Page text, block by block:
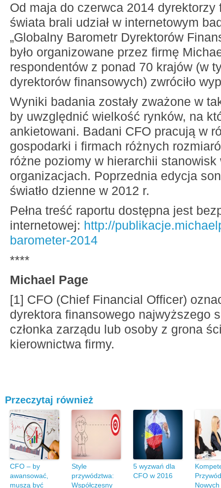
Od maja do czerwca 2014 dyrektorzy
świata brali udział w internetowym
„Globalny Barometr Dyrektorów
było organizowane przez firmę
respondentów z ponad 70 krajów (w
dyrektorów finansowych) zwróciło
Wyniki badania zostały zważone w
by uwzględnić wielkość rynków, na
ankietowani. Badani CFO pracują w
gospodarki i firmach różnych
różne poziomy w hierarchii stanowisk
organizacjach. Poprzednia edycja
światło dzienne w 2012 r.
Pełna treść raportu dostępna jest
internetowej: http://
barometer-2014
****
Michael Page
[1] CFO (Chief Financial Officer)
dyrektora finansowego najwyższego
członka zarządu lub osoby z grona
kierownictwa firmy.
Przeczytaj również
CFO – by
awansować,
muszą być
Style
przywództwa:
Współczesny
5 wyzwań dla
CFO w 2016
Nowych